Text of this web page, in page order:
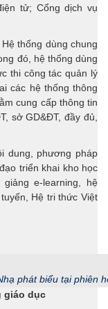
tử; Cổng dịch vụ
thống dùng chung
đó, hệ thống dùng
thi công tác quản lý
các hệ thống thông
cung cấp thông tin
sở GD&ĐT, đầy đủ,
dung, phương pháp
triển khai kho học
e-learning, hệ
Hệ tri thức Việt
phát biểu tại phiên
giáo dục